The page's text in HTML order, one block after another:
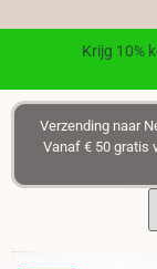
Krijg 10%
Verzending naar
Vanaf € 50 gratis